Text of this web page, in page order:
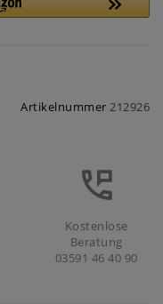
Artikelnummer 212926
Kostenlose
Beratung
03591 46 40 90